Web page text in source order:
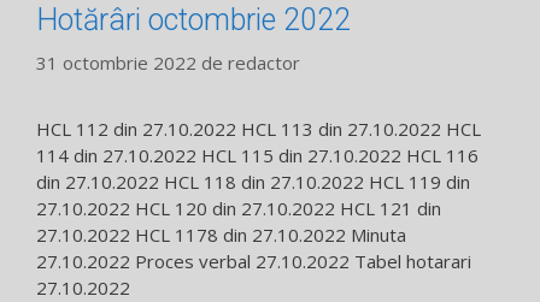
Hotărâri octombrie 2022
31 octombrie 2022 de redactor
HCL 112 din 27.10.2022 HCL 113 din 27.10.2022 HCL
114 din 27.10.2022 HCL 115 din 27.10.2022 HCL 116
din 27.10.2022 HCL 118 din 27.10.2022 HCL 119 din
27.10.2022 HCL 120 din 27.10.2022 HCL 121 din
27.10.2022 HCL 1178 din 27.10.2022 Minuta
27.10.2022 Proces verbal 27.10.2022 Tabel hotarari
27.10.2022